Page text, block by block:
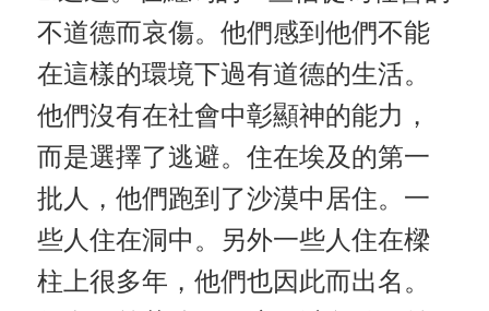
不道德而哀傷。他們感到他們不能
在這樣的環境下過有道德的生活。
他們沒有在社會中彰顯神的能力，
而是選擇了逃避。住在埃及的第一
批人，他們跑到了沙漠中居住。一
些人住在洞中。另外一些人住在樑
柱上很多年，他們也因此而出名。